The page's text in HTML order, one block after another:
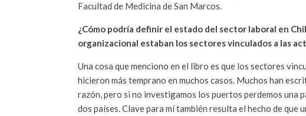
Facultad de Medicina de San Marcos.
¿Cómo podría definir el estado del sector laboral en
organizacional estaban los sectores vinculados a las
Una cosa que menciono en el libro es que los sectores
hicieron más temprano en muchos casos. Muchos han
razón, pero si no investigamos los puertos perdemos
dos países. Clave para mí también resulta el hecho de